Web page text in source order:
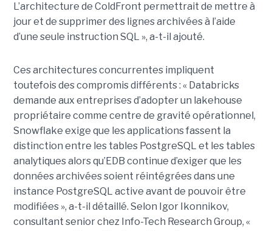
L’architecture de ColdFront permettrait de mettre à
jour et de supprimer des lignes archivées à l’aide
d’une seule instruction SQL », a-t-il ajouté.
Ces architectures concurrentes impliquent
toutefois des compromis différents : « Databricks
demande aux entreprises d’adopter un lakehouse
propriétaire comme centre de gravité opérationnel,
Snowflake exige que les applications fassent la
distinction entre les tables PostgreSQL et les tables
analytiques alors qu’EDB continue d’exiger que les
données archivées soient réintégrées dans une
instance PostgreSQL active avant de pouvoir être
modifiées », a-t-il détaillé. Selon Igor Ikonnikov,
consultant senior chez Info-Tech Research Group, «